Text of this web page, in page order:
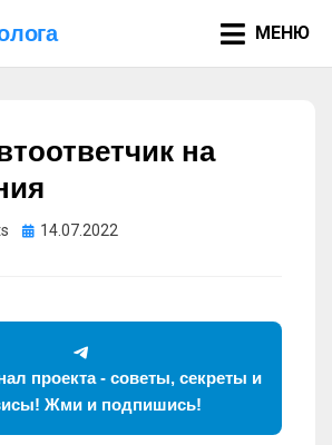
МЕНЮ
на
Опубликовано
14.07.2022
проекта - советы, секреты и
Жми и подпишись!